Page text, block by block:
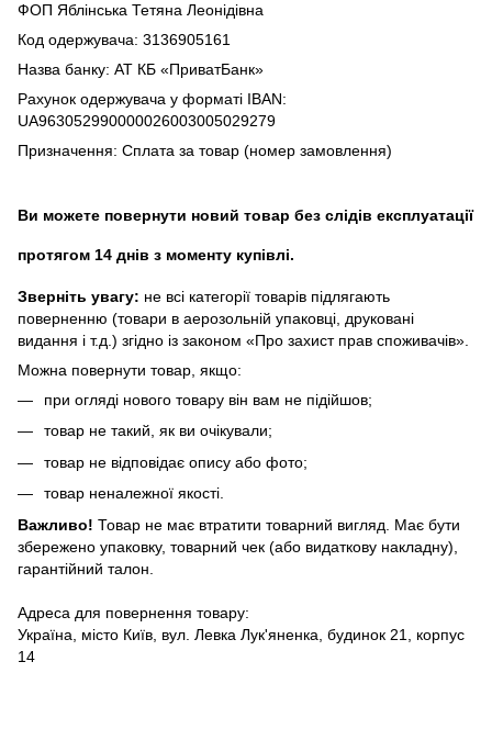
ФОП Яблінська Тетяна Леонідівна
Код одержувача: 3136905161
Назва банку: АТ КБ «ПриватБанк»
Рахунок одержувача у форматі IBAN:
UA963052990000026003005029279
Призначення: Сплата за товар (номер замовлення)
Ви можете повернути новий товар без слідів експлуатації
протягом 14 днів з моменту купівлі.
Зверніть увагу: не всі категорії товарів підлягають
поверненню (товари в аерозольній упаковці, друковані
видання і т.д.) згідно із законом «Про захист прав споживачів».
Можна повернути товар, якщо:
при огляді нового товару він вам не підійшов;
товар не такий, як ви очікували;
товар не відповідає опису або фото;
товар неналежної якості.
Важливо! Товар не має втратити товарний вигляд. Має бути
збережено упаковку, товарний чек (або видаткову накладну),
гарантійний талон.
Адреса для повернення товару:
Україна, місто Київ, вул. Левка Лук'яненка, будинок 21, корпус
14